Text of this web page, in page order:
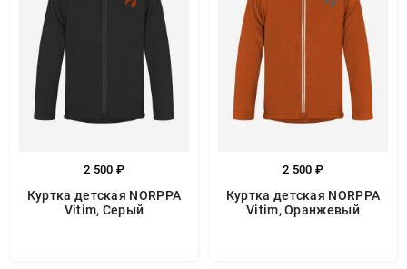
2 500 ₽
Куртка детская NORPPA
Vitim, Серый
2 500 ₽
Куртка детская NORPPA
Vitim, Оранжевый